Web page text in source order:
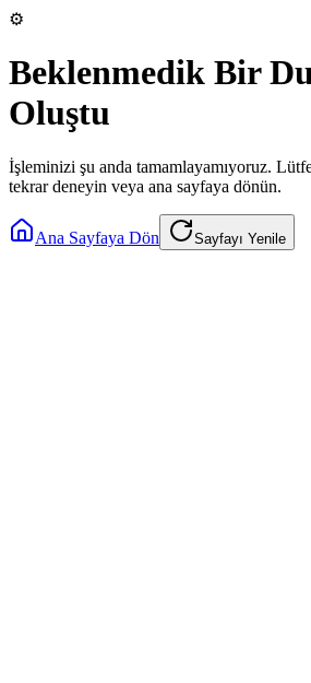
⚙️
Beklenmedik Bir
Oluştu
İşleminizi şu anda tamamlayamıyoruz.
tekrar deneyin veya ana sayfaya dönün.
Ana Sayfaya Dön Sayfayı Yenile